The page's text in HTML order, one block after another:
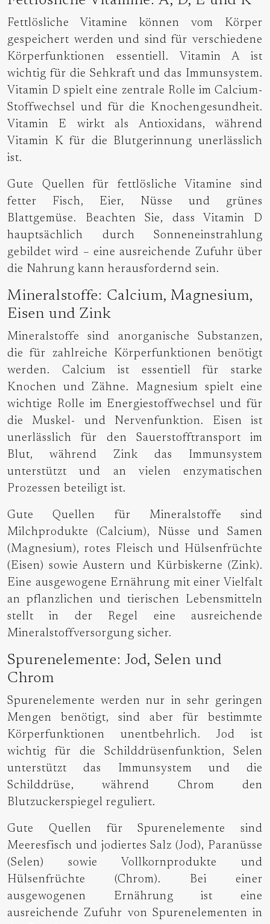
Fettlösliche Vitamine können vom Körper
gespeichert werden und sind für verschiedene
Körperfunktionen essentiell. Vitamin A ist
wichtig für die Sehkraft und das Immunsystem.
Vitamin D spielt eine zentrale Rolle im Calcium-
Stoffwechsel und für die Knochengesundheit.
Vitamin E wirkt als Antioxidans, während
Vitamin K für die Blutgerinnung unerlässlich
ist.
Gute Quellen für fettlösliche Vitamine sind
fetter Fisch, Eier, Nüsse und grünes
Blattgemüse. Beachten Sie, dass Vitamin D
hauptsächlich durch Sonneneinstrahlung
gebildet wird – eine ausreichende Zufuhr über
die Nahrung kann herausfordernd sein.
Mineralstoffe: Calcium, Magnesium,
Eisen und Zink
Mineralstoffe sind anorganische Substanzen,
die für zahlreiche Körperfunktionen benötigt
werden. Calcium ist essentiell für starke
Knochen und Zähne. Magnesium spielt eine
wichtige Rolle im Energiestoffwechsel und für
die Muskel- und Nervenfunktion. Eisen ist
unerlässlich für den Sauerstofftransport im
Blut, während Zink das Immunsystem
unterstützt und an vielen enzymatischen
Prozessen beteiligt ist.
Gute Quellen für Mineralstoffe sind
Milchprodukte (Calcium), Nüsse und Samen
(Magnesium), rotes Fleisch und Hülsenfrüchte
(Eisen) sowie Austern und Kürbiskerne (Zink).
Eine ausgewogene Ernährung mit einer Vielfalt
an pflanzlichen und tierischen Lebensmitteln
stellt in der Regel eine ausreichende
Mineralstoffversorgung sicher.
Spurenelemente: Jod, Selen und
Chrom
Spurenelemente werden nur in sehr geringen
Mengen benötigt, sind aber für bestimmte
Körperfunktionen unentbehrlich. Jod ist
wichtig für die Schilddrüsenfunktion, Selen
unterstützt das Immunsystem und die
Schilddrüse, während Chrom den
Blutzuckerspiegel reguliert.
Gute Quellen für Spurenelemente sind
Meeresfisch und jodiertes Salz (Jod), Paranüsse
(Selen) sowie Vollkornprodukte und
Hülsenfrüchte (Chrom). Bei einer
ausgewogenen Ernährung ist eine
ausreichende Zufuhr von Spurenelementen in